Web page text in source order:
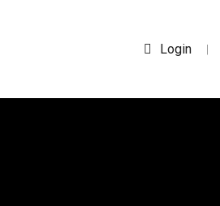
Login |